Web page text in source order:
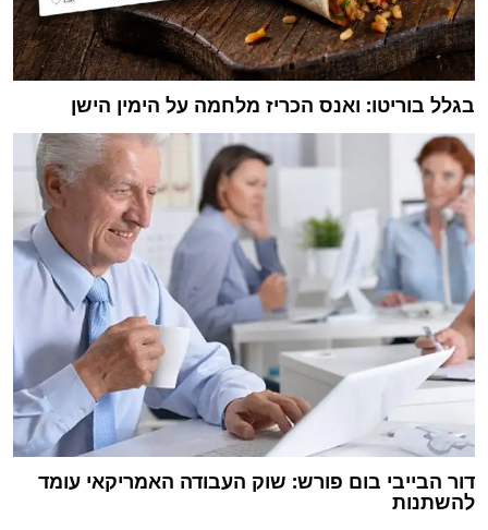
בגלל בוריטו: ואנס הכריז מלחמה על הימין הישן
דור הבייבי בום פורש: שוק העבודה האמריקאי עומד
להשתנות